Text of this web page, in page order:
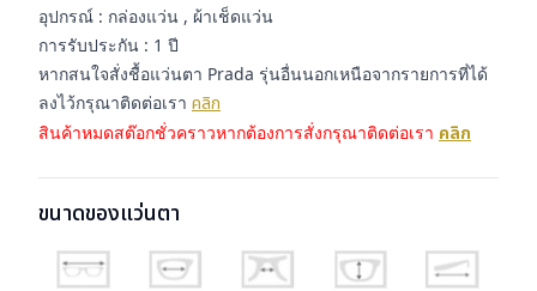
อุปกรณ์ : กล่องแว่น , ผ้าเช็ดแว่น
การรับประกัน : 1 ปี
หากสนใจสั่งชื้อแว่นตา Prada รุ่นอื่นนอกเหนือจากรายการที่ได้
ลงไว้กรุณาติดต่อเรา คลิก
สินค้าหมดสต๊อกชั่วคราวหากต้องการสั่งกรุณาติดต่อเรา คลิก
ขนาดของแว่นตา